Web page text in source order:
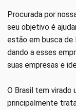
Procurada por
seu objetivo é
estão em busca de
dando a esses
suas empresas e
O Brasil tem virado
principalmente